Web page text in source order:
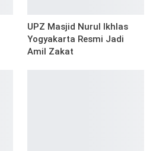
UPZ Masjid Nurul Ikhlas
Yogyakarta Resmi Jadi
Amil Zakat